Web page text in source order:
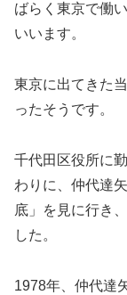
ばらく東京で働
いいます。
東京に出てきた
ったそうです。
千代田区役所に
わりに、仲代達
底」を見に行き
した。
1978年、仲代達